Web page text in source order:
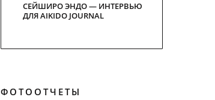
СЕЙШИРО ЭНДО — ИНТЕРВЬЮ
ДЛЯ AIKIDO JOURNAL
ФОТООТЧЕТЫ